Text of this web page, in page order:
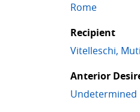
Rome
Recipient
Vitelleschi,
Anterior
Undetermined